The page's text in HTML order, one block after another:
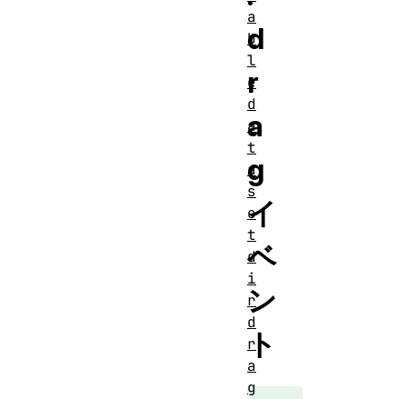
d
r
a
g
イ
ベ
ン
ト
a
b
l
e
d
a
t
a
s
e
t
d
i
r
d
r
a
g